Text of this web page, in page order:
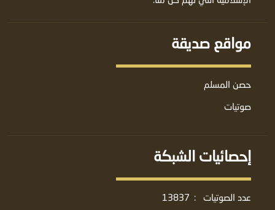
مواقع صديقة
حصن المسلم
صوتيات
إحصائيات الشبكة
عدد الصوتيات :
13837